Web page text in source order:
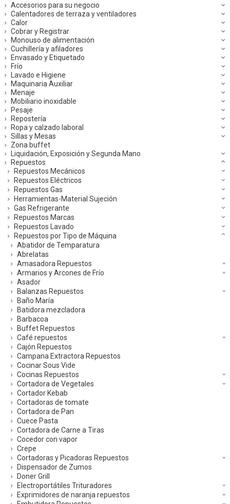
Accesorios para su negocio
Calentadores de terraza y ventiladores
Calor
Cobrar y Registrar
Monouso de alimentación
Cuchillería y afiladores
Envasado y Etiquetado
Frío
Lavado e Higiene
Maquinaria Auxiliar
Menaje
Mobiliario inoxidable
Pesaje
Repostería
Ropa y calzado laboral
Sillas y Mesas
Zona buffet
Liquidación, Exposición y Segunda Mano
Repuestos
Repuestos Mecánicos
Repuestos Eléctricos
Repuestos Gas
Herramientas-Material Sujeción
Gas Refrigerante
Repuestos Marcas
Repuestos Lavado
Repuestos por Tipo de Máquina
Abatidor de Temparatura
Abrelatas
Amasadora Repuestos
Armarios y Arcones de Frío
Asador
Balanzas Repuestos
Baño María
Batidora mezcladora
Barbacoa
Buffet Repuestos
Café repuestos
Cajón Repuestos
Campana Extractora Repuestos
Cocinar Sous Vide
Cocinas Repuestos
Cortadora de Vegetales
Cortador Kebab
Cortadoras de tomate
Cortadora de Pan
Cuece Pasta
Cortadora de Carne a Tiras
Cocedor con vapor
Crepe
Cortadoras y Picadoras Repuestos
Dispensador de Zumos
Doner Grill
Electroportátiles Trituradores
Exprimidores de naranja repuestos